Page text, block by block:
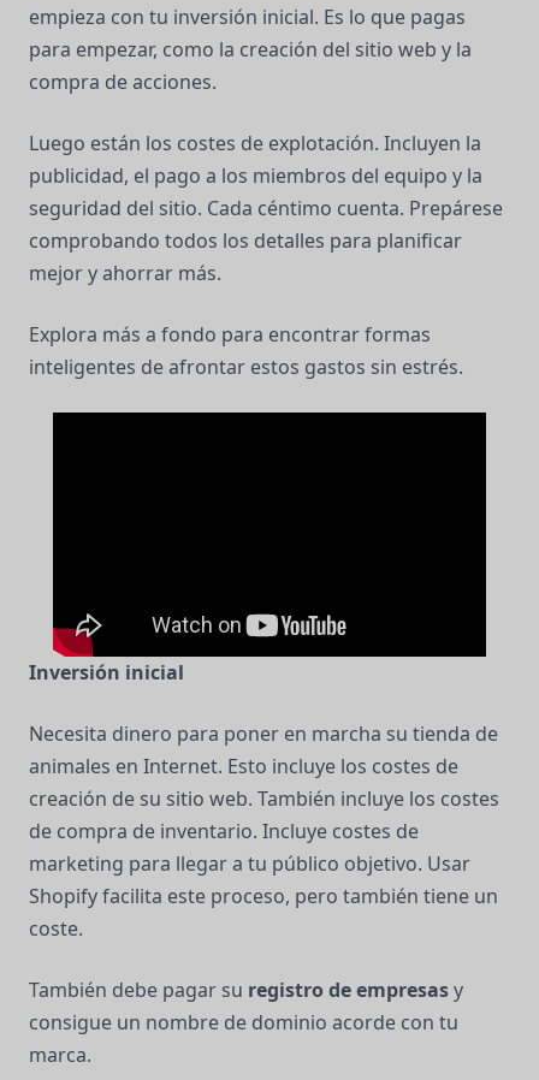
empieza con tu inversión inicial. Es lo que pagas
para empezar, como la creación del sitio web y la
compra de acciones.
Luego están los costes de explotación. Incluyen la
publicidad, el pago a los miembros del equipo y la
seguridad del sitio. Cada céntimo cuenta. Prepárese
comprobando todos los detalles para planificar
mejor y ahorrar más.
Explora más a fondo para encontrar formas
inteligentes de afrontar estos gastos sin estrés.
Inversión inicial
Necesita dinero para poner en marcha su tienda de
animales en Internet. Esto incluye los costes de
creación de su sitio web. También incluye los costes
de compra de inventario. Incluye costes de
marketing para llegar a tu público objetivo. Usar
Shopify facilita este proceso, pero también tiene un
coste.
También debe pagar su registro de empresasy
consigue un nombre de dominio acorde con tu
marca.